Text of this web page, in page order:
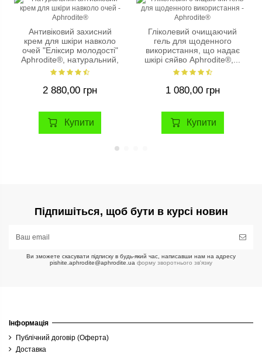
Антивіковий захисний
крем для шкіри навколо
очей "Еліксир молодості"
Aphrodite®, натуральний,
30 мл
2 880,00 грн
Купити
Гліколевий очищаючий
гель для щоденного
використання, що надає
шкірі сяйво Aphrodite®,...
1 080,00 грн
Купити
Підпишіться, щоб бути в курсі новин
Ви зможете скасувати підписку в будь-який час, написавши нам на адресу
pishite.aphrodite@aphrodite.ua форму зворотнього зв'язку
Інформація
Публічний договір (Оферта)
Доставка